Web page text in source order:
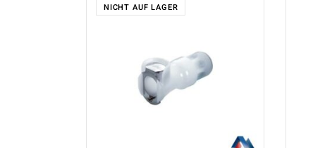
NICHT AUF LAGER
WEITERLESEN